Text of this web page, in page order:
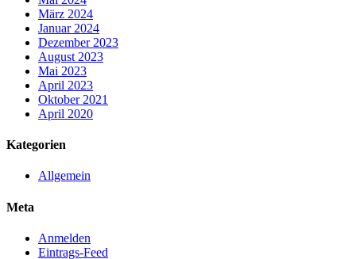
März 2024
Januar 2024
Dezember 2023
August 2023
Mai 2023
April 2023
Oktober 2021
April 2020
Kategorien
Allgemein
Meta
Anmelden
Eintrags-Feed